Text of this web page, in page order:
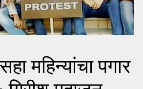
महिन्यांचा पगार